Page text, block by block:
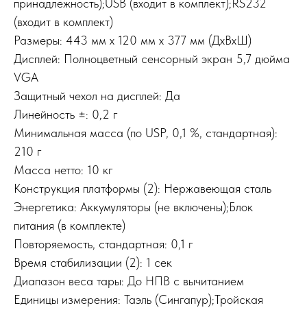
принадлежность);USB (входит в комплект);RS232
(входит в комплект)
Размеры: 443 мм x 120 мм x 377 мм (ДxВxШ)
Дисплей: Полноцветный сенсорный экран 5,7 дюйма
VGA
Защитный чехол на дисплей: Да
Линейность ±: 0,2 г
Минимальная масса (по USP, 0,1 %, стандартная):
210 г
Масса нетто: 10 кг
Конструкция платформы (2): Нержавеющая сталь
Энергетика: Аккумуляторы (не включены);Блок
питания (в комплекте)
Повторяемость, стандартная: 0,1 г
Время стабилизации (2): 1 сек
Диапазон веса тары: До НПВ с вычитанием
Единицы измерения: Таэль (Сингапур);Тройская